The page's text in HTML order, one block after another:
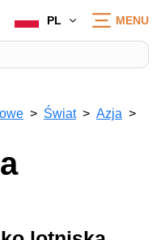
PL MENU
Świat Azja